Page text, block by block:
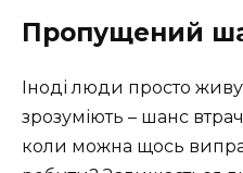
Пропущений
Іноді люди просто
зрозуміють – шанс
коли можна щось